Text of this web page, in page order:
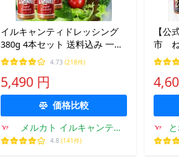
イルキャンティドレッシング
380g 4本セット 送料込み 一部
地域を除く ファミリーサイ
ズ iL-CHIANTI ギフト お取り
寄せ グルメ 渋谷区 笹塚 爆買
お中元
4.73 (218件)
5,490 円
価格比較
メルカト イルキャンティ
ヤフー店
4.8 (141件)
【公
市
し
男